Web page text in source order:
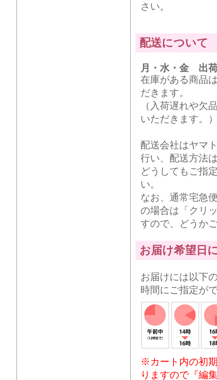
さい。
配送について
月・水・金 出
在庫がある商品
だきます。
（入荷遅れや欠
いただきます。
配送会社はヤマ
行い、配送方法
どうしてもご指
い。
なお、通常宅急
の場合は「クリ
すので、どうか
お届け希望日
お届けには以下
時間にご指定が
※カート内の初
りますので『編